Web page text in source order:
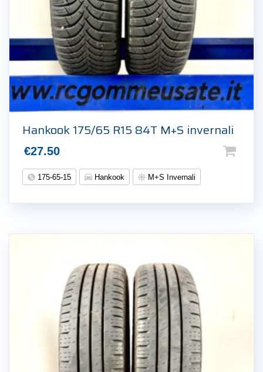
Hankook 175/65 R15 84T M+S invernali
€27.50
175-65-15 Hankook M+S Invernali